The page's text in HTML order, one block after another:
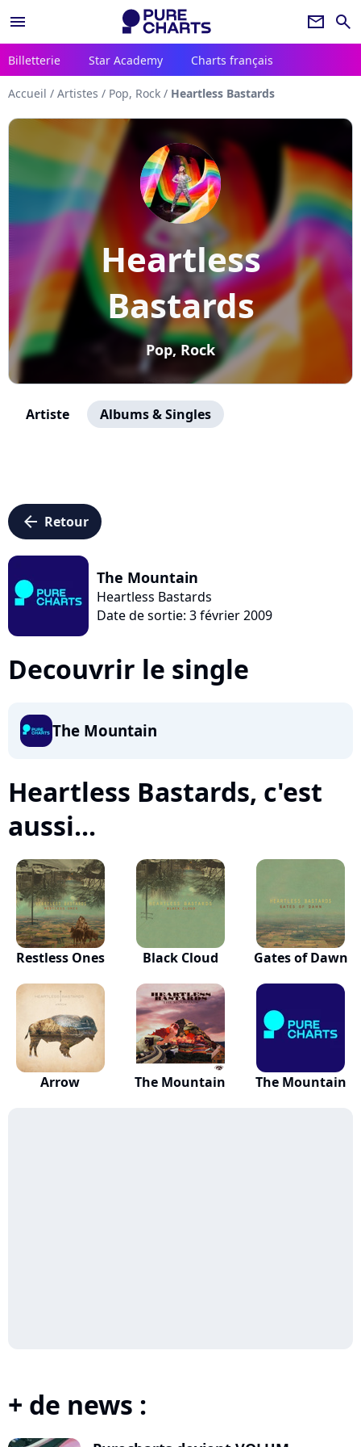
menu newsletter search
Billetterie Star Academy Charts français
Accueil / Artistes / Pop, Rock / Heartless Bastards
Heartless
Bastards
Pop, Rock
Artiste Albums & Singles
arrow_left Retour
The Mountain
Heartless Bastards
Date de sortie: 3 février 2009
Decouvrir le single
The Mountain
Heartless Bastards, c'est
aussi...
Restless Ones Black Cloud Gates of Dawn
Arrow The Mountain The Mountain
+ de news :